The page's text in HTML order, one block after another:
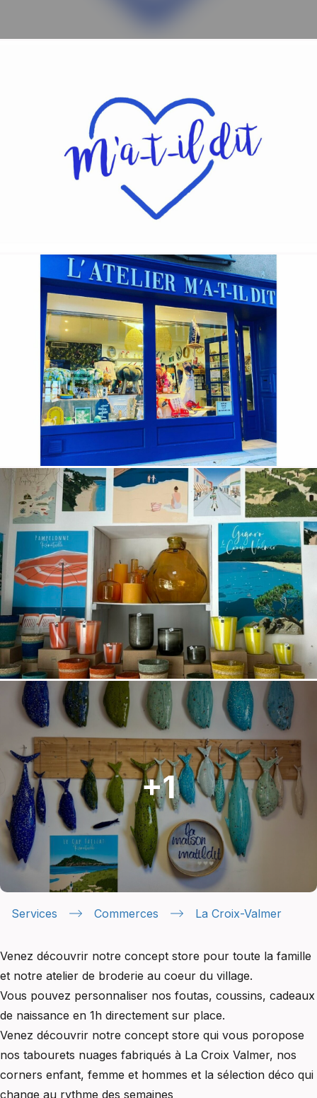
Services Commerces La Croix-Valmer
Venez découvrir notre concept store pour toute la famille
et notre atelier de broderie au coeur du village.
Vous pouvez personnaliser nos foutas, coussins, cadeaux
de naissance en 1h directement sur place.
Venez découvrir notre concept store qui vous poropose
nos tabourets nuages fabriqués à La Croix Valmer, nos
corners enfant, femme et hommes et la sélection déco qui
change au rythme des semaines